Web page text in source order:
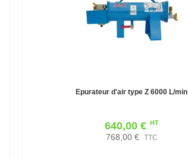
Epurateur d'air type Z 6000 L/min
640,00 € HT
768,00 € TTC